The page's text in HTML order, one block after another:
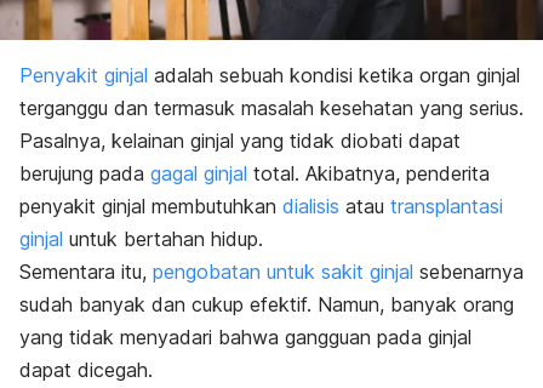
Penyakit ginjal adalah sebuah kondisi ketika organ ginjal
terganggu dan termasuk masalah kesehatan yang serius.
Pasalnya, kelainan ginjal yang tidak diobati dapat
berujung pada gagal ginjal total. Akibatnya, penderita
penyakit ginjal membutuhkan dialisis atau transplantasi
ginjal untuk bertahan hidup.
Sementara itu, pengobatan untuk sakit ginjal sebenarnya
sudah banyak dan cukup efektif. Namun, banyak orang
yang tidak menyadari bahwa gangguan pada ginjal
dapat dicegah.